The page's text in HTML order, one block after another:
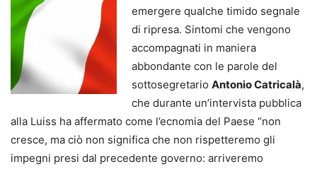
emergere qualche timido segnale
di ripresa. Sintomi che vengono
accompagnati in maniera
abbondante con le parole del
sottosegretario Antonio Catricalà,
che durante un’intervista pubblica
alla Luiss ha affermato come l’ecnomia del Paese “non
cresce, ma ciò non significa che non rispetteremo gli
impegni presi dal precedente governo: arriveremo